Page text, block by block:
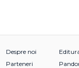
Despre noi
Parteneri